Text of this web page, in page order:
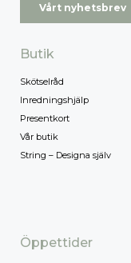
Vårt nyhetsbrev
Butik
Skötselråd
Inredningshjälp
Presentkort
Vår butik
String – Designa själv
Öppettider